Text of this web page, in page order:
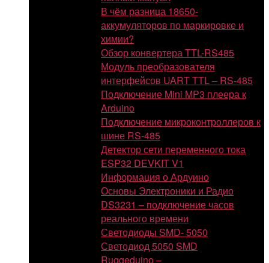
В чём разница 18650-
аккумуляторов по маркировке и
химии?
Обзор конвертера TTL-RS485
Модуль преобразователя
интерфейсов UART TTL – RS-485
Подключение Mini MP3 плеера к
Arduino
Подключение микроконтроллеров к
шине RS-485
Детектор сети переменного тока
ESP32 DEVKIT V1
Информация о Ардуино
Основы Электроники и Радио
DS3231 – подключение часов
реального времени
Светодиоды SMD- 5050
Светодиод 5050 SMD
Ruggeduino –